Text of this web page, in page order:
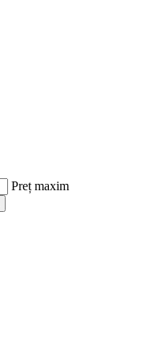
Preț maxim